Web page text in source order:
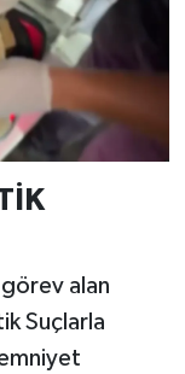
görev alan
Suçlarla